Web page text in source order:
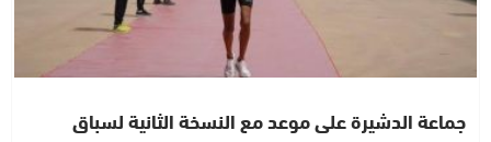
جماعة الدشيرة على موعد مع النسخة الثانية لسباق